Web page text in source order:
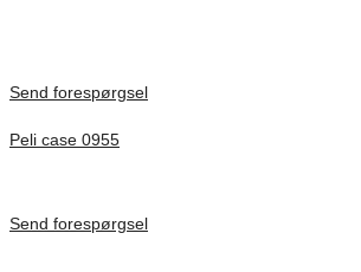
Send forespørgsel
Peli case 0955
Send forespørgsel